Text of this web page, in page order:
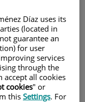
Díaz uses its
(located in
guarantee an
for user
services
through the
accept all cookies
cookies" or
this Settings. For